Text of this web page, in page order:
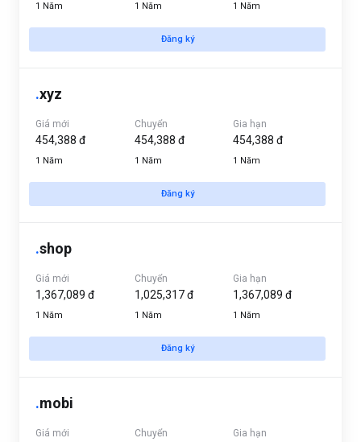
1 Năm 1 Năm 1 Năm
Đăng ký
.xyz
Giá mới
454,388 đ
1 Năm
Chuyển
454,388 đ
1 Năm
Gia hạn
454,388 đ
1 Năm
Đăng ký
.shop
Giá mới
1,367,089 đ
1 Năm
Chuyển
1,025,317 đ
1 Năm
Gia hạn
1,367,089 đ
1 Năm
Đăng ký
.mobi
Giá mới Chuyển Gia hạn